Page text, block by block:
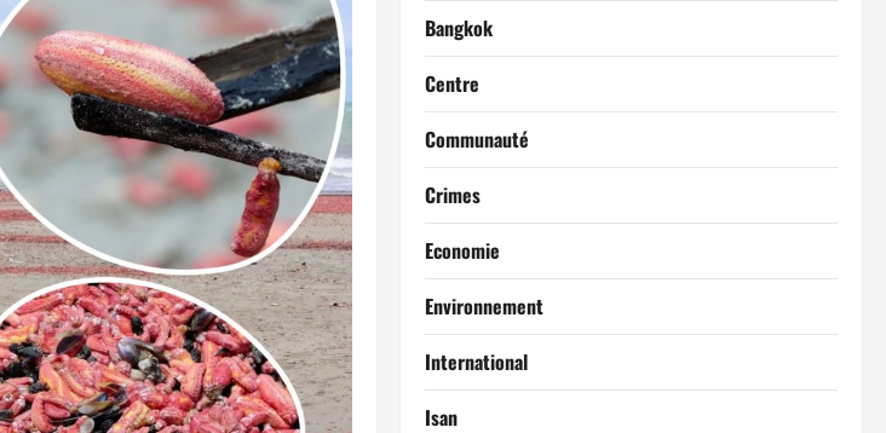
Bangkok
Centre
Communauté
Crimes
Economie
Environnement
International
Isan